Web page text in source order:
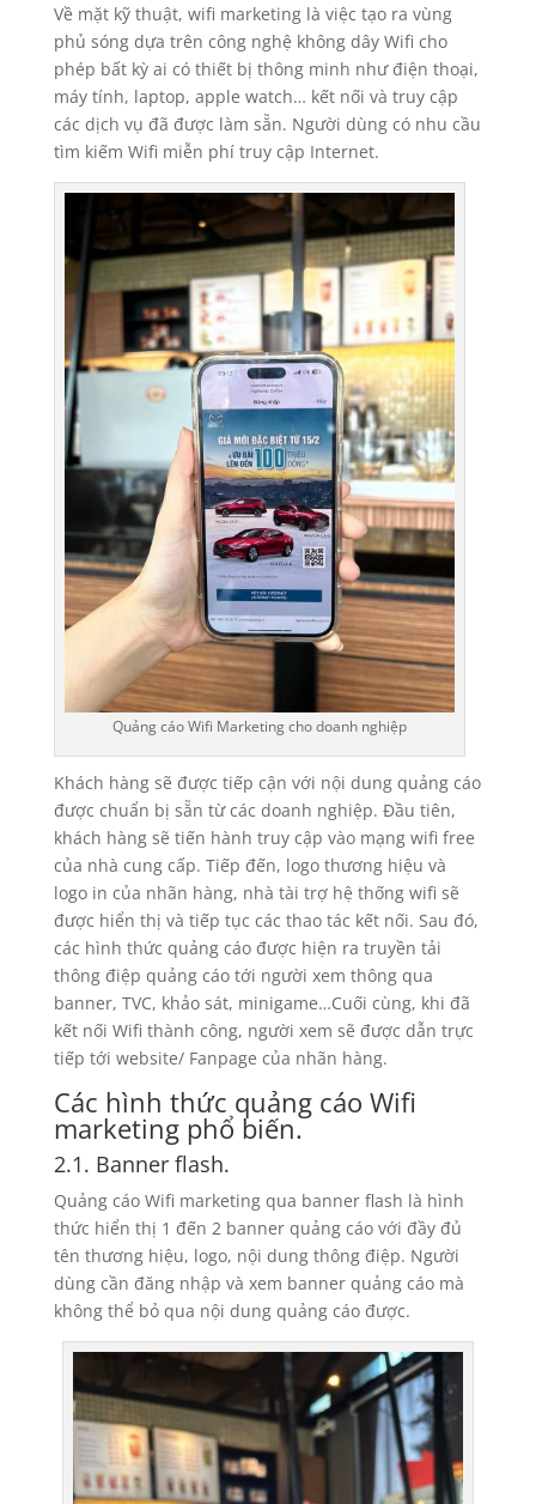
Về mặt kỹ thuật, wifi marketing là việc tạo ra vùng
phủ sóng dựa trên công nghệ không dây Wifi cho
phép bất kỳ ai có thiết bị thông minh như điện thoại,
máy tính, laptop, apple watch… kết nối và truy cập
các dịch vụ đã được làm sẵn. Người dùng có nhu cầu
tìm kiếm Wifi miễn phí truy cập Internet.
Quảng cáo Wifi Marketing cho doanh nghiệp
Khách hàng sẽ được tiếp cận với nội dung quảng cáo
được chuẩn bị sẵn từ các doanh nghiệp. Đầu tiên,
khách hàng sẽ tiến hành truy cập vào mạng wifi free
của nhà cung cấp. Tiếp đến, logo thương hiệu và
logo in của nhãn hàng, nhà tài trợ hệ thống wifi sẽ
được hiển thị và tiếp tục các thao tác kết nối. Sau đó,
các hình thức quảng cáo được hiện ra truyền tải
thông điệp quảng cáo tới người xem thông qua
banner, TVC, khảo sát, minigame…Cuối cùng, khi đã
kết nối Wifi thành công, người xem sẽ được dẫn trực
tiếp tới website/ Fanpage của nhãn hàng.
Các hình thức quảng cáo Wifi
marketing phổ biến.
2.1. Banner flash.
Quảng cáo Wifi marketing qua banner flash là hình
thức hiển thị 1 đến 2 banner quảng cáo với đầy đủ
tên thương hiệu, logo, nội dung thông điệp. Người
dùng cần đăng nhập và xem banner quảng cáo mà
không thể bỏ qua nội dung quảng cáo được.